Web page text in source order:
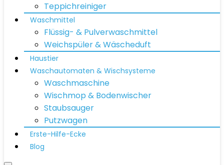
Teppichreiniger
Waschmittel
Flüssig- & Pulverwaschmittel
Weichspüler & Wäscheduft
Haustier
Waschautomaten & Wischsysteme
Waschmaschine
Wischmop & Bodenwischer
Staubsauger
Putzwagen
Erste-Hilfe-Ecke
Blog